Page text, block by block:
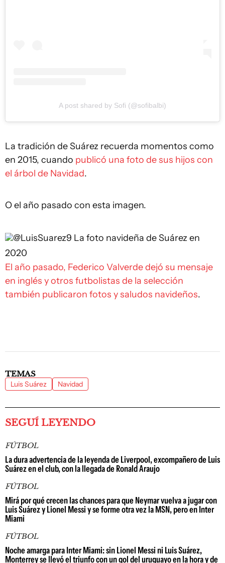
A post shared by Sofi (@sofibalbi)
La tradición de Suárez recuerda momentos como
en 2015, cuando publicó una foto de sus hijos con
el árbol de Navidad.
O el año pasado con esta imagen.
@LuisSuarez9 La foto navideña de Suárez en
2020
El año pasado, Federico Valverde dejó su mensaje
en inglés y otros futbolistas de la selección
también publicaron fotos y saludos navideños.
TEMAS
Luis Suárez Navidad
SEGUÍ LEYENDO
FÚTBOL
La dura advertencia de la leyenda de Liverpool, excompañero de Luis
Suárez en el club, con la llegada de Ronald Araujo
FÚTBOL
Mirá por qué crecen las chances para que Neymar vuelva a jugar con
Luis Suárez y Lionel Messi y se forme otra vez la MSN, pero en Inter
Miami
FÚTBOL
Noche amarga para Inter Miami: sin Lionel Messi ni Luis Suárez,
Monterrey se llevó el triunfo con un gol del uruguayo en la hora y de